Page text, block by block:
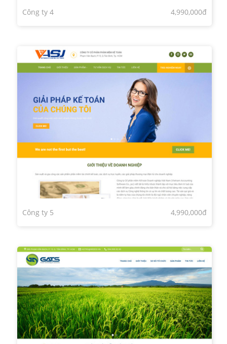
Công ty 4 4,990,000đ
Công ty 5 4,990,000đ